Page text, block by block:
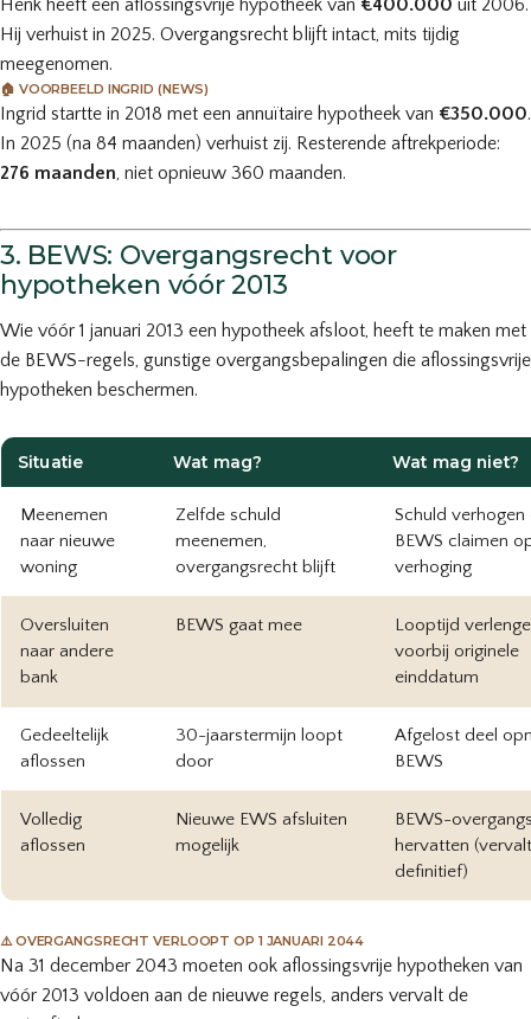
Henk heeft een aflossingsvrije hypotheek van €400.000 uit 2006.
Hij verhuist in 2025. Overgangsrecht blijft intact, mits tijdig
meegenomen.
🏠 VOORBEELD INGRID (NEWS)
Ingrid startte in 2018 met een annuïtaire hypotheek van €350.000.
In 2025 (na 84 maanden) verhuist zij. Resterende aftrekperiode:
276 maanden, niet opnieuw 360 maanden.
3. BEWS: Overgangsrecht voor
hypotheken vóór 2013
Wie vóór 1 januari 2013 een hypotheek afsloot, heeft te maken met
de BEWS-regels, gunstige overgangsbepalingen die aflossingsvrije
hypotheken beschermen.
Situatie Wat mag? Wat mag niet?
Meenemen
naar nieuwe
woning
Zelfde schuld
meenemen,
overgangsrecht blijft
Schuld verhogen
BEWS claimen
verhoging
Oversluiten
naar andere
bank
BEWS gaat mee
Looptijd
voorbij originele
einddatum
Gedeeltelijk
aflossen
30-jaarstermijn loopt
door
Afgelost deel
BEWS
Volledig
aflossen
Nieuwe EWS afsluiten
mogelijk
BEWS-
hervatten (vervalt
definitief)
⚠️ OVERGANGSRECHT VERLOOPT OP 1 JANUARI 2044
Na 31 december 2043 moeten ook aflossingsvrije hypotheken van
vóór 2013 voldoen aan de nieuwe regels, anders vervalt de